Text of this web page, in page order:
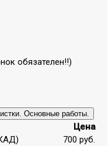
обязателен!!)
Основные работы.
Цена
700 руб.